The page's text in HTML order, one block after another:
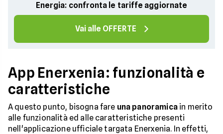
Energia: confronta le tariffe aggiornate
Vai alle OFFERTE
App Enerxenia: funzionalità e
caratteristiche
A questo punto, bisogna fare una panoramicain merito
alle funzionalità ed alle caratteristiche presenti
nell'applicazione ufficiale targata Enerxenia. In effetti,